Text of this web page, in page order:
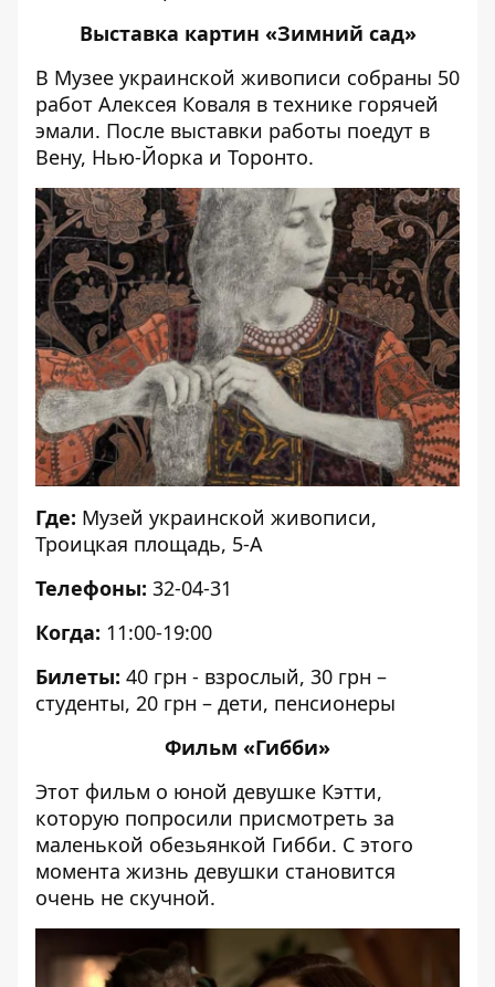
Выставка картин «Зимний сад»
В Музее украинской живописи собраны 50
работ Алексея Коваля в технике горячей
эмали. После выставки работы поедут в
Вену, Нью-Йорка и Торонто.
Где: Музей украинской живописи,
Троицкая площадь, 5-А
Телефоны: 32-04-31
Когда: 11:00-19:00
Билеты: 40 грн - взрослый, 30 грн –
студенты, 20 грн – дети, пенсионеры
Фильм «Гибби»
Этот фильм о юной девушке Кэтти,
которую попросили присмотреть за
маленькой обезьянкой Гибби. С этого
момента жизнь девушки становится
очень не скучной.